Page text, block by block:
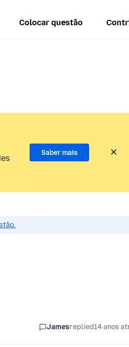
Colocar questão
Saber mais
Jamesreplied14 anos